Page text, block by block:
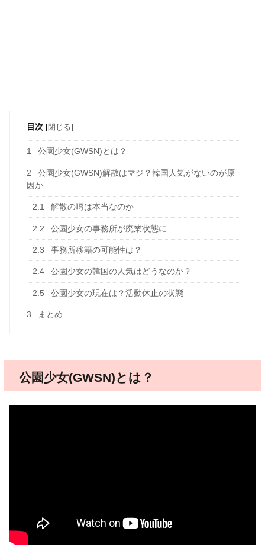
目次 [閉じる]
1 公園少女(GWSN)とは？
2
公園少女(GWSN)解散はマジ？韓国人気がないのが原
因か
2.1 解散の噂は本当なのか
2.2 公園少女の事務所が廃業状態に
2.3 事務所移籍の可能性は？
2.4 公園少女の韓国の人気はどうなのか？
2.5 公園少女の現在は？活動休止の状態
3 まとめ
公園少女(GWSN)とは？